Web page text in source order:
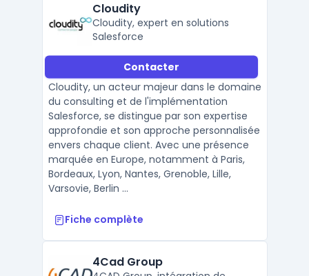
Cloudity
Cloudity, expert en solutions
Salesforce
Contacter
Cloudity, un acteur majeur dans le domaine
du consulting et de l'implémentation
Salesforce, se distingue par son expertise
approfondie et son approche personnalisée
envers chaque client. Avec une présence
marquée en Europe, notamment à Paris,
Bordeaux, Lyon, Nantes, Grenoble, Lille,
Varsovie, Berlin ...
Fiche complète
4Cad Group